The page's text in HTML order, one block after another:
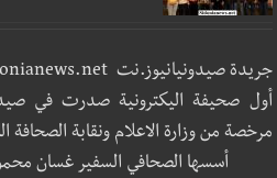
جريدة صيدونيانيوز.نت www.sidonianews.net
مرخصة من وزارة الاعلام ونقابة الصحافة
أسسها الصحافي السفير غسان محمود